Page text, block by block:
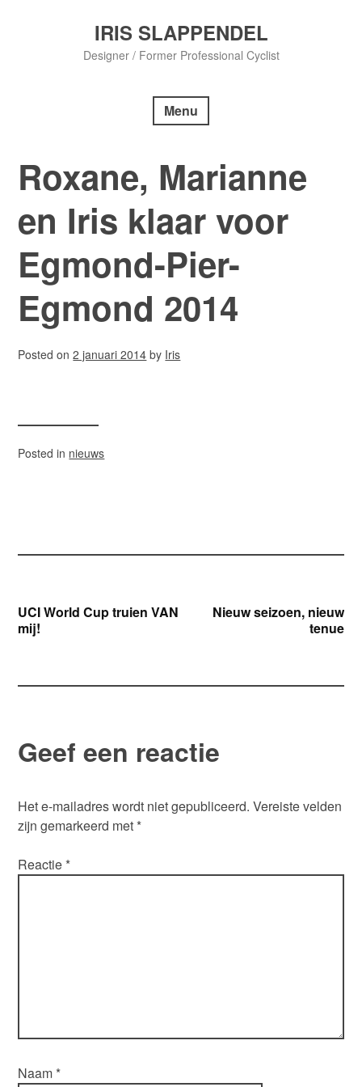
IRIS SLAPPENDEL
Designer / Former Professional Cyclist
Menu
Roxane, Marianne
en Iris klaar voor
Egmond-Pier-
Egmond 2014
Posted on2 januari 2014 by Iris
Posted in nieuws
Bericht
navigatie
UCI World Cup truien VAN
mij!
Nieuw seizoen, nieuw
tenue
Geef een reactie
Het e-mailadres wordt niet gepubliceerd. Vereiste velden
zijn gemarkeerd met *
Reactie *
Naam *